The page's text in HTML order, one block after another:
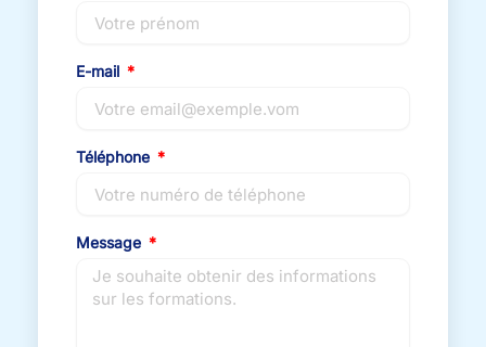
E-mail
Téléphone
Message